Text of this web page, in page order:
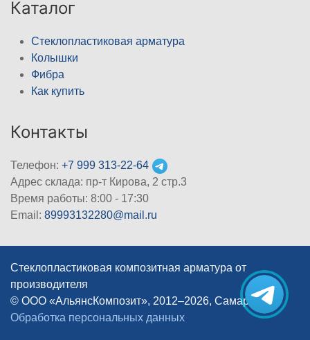
Каталог
Стеклопластиковая арматура
Колышки
Фибра
Как купить
Контакты
Телефон: +7 999 313-22-64
Адрес склада: пр-т Кирова, 2 стр.3
Время работы: 8:00 - 17:30
Email: 89993132280@mail.ru
Стеклопластиковая композитная арматура от
производителя
© ООО «АльянсКомпозит», 2012–2026, Самара
|
Обработка персональных данных